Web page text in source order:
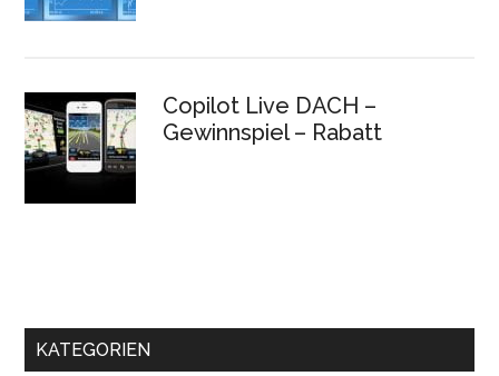
Copilot Live DACH –
Gewinnspiel – Rabatt
KATEGORIEN